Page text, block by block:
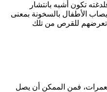
تكون أشبه بانتشار
الأطفال بالسخونة بمعنى
تعرضهم للقرص من تلك
فمن الممكن أن يصل